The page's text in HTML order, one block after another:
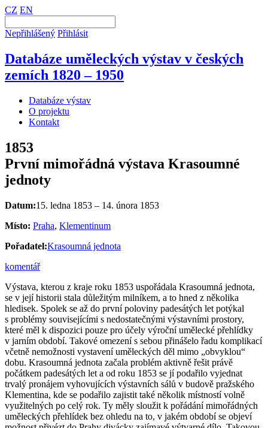
CZ EN
Nepřihlášený Přihlásit
Databáze uměleckých výstav v českých
zemích 1820 – 1950
Databáze výstav
O projektu
Kontakt
1853
První mimořádná výstava Krasoumné
jednoty
Datum:15. ledna 1853 – 14. února 1853
Místo: Praha, Klementinum
Pořadatel:Krasoumná jednota
komentář
Výstava, kterou z kraje roku 1853 uspořádala Krasoumná jednota,
se v její historii stala důležitým milníkem, a to hned z několika
hledisek. Spolek se až do první poloviny padesátých let potýkal
s problémy souvisejícími s nedostatečnými výstavními prostory,
které měl k dispozici pouze pro účely výroční umělecké přehlídky
v jarním období. Takové omezení s sebou přinášelo řadu komplikací
včetně nemožnosti vystavení uměleckých děl mimo „obvyklou“
dobu. Krasoumná jednota začala problém aktivně řešit právě
počátkem padesátých let a od roku 1853 se jí podařilo vyjednat
trvalý pronájem vyhovujících výstavních sálů v budově pražského
Klementina, kde se podařilo zajistit také několik místností volně
využitelných po celý rok. Ty měly sloužit k pořádání mimořádných
uměleckých přehlídek bez ohledu na to, v jakém období se objeví